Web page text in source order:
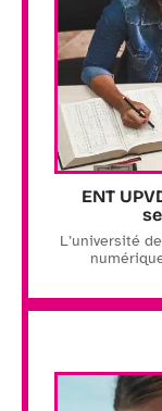
ENT
L’université